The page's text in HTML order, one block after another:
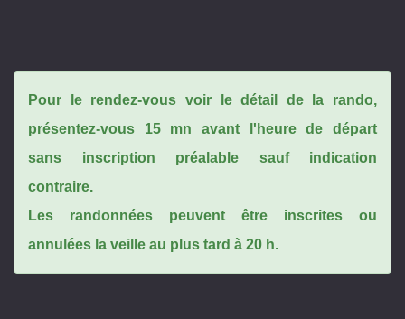
Pour le rendez-vous voir le détail de la rando,
présentez-vous 15 mn avant l'heure de départ
sans inscription préalable sauf indication
contraire.
Les randonnées peuvent être inscrites ou
annulées la veille au plus tard à 20 h.